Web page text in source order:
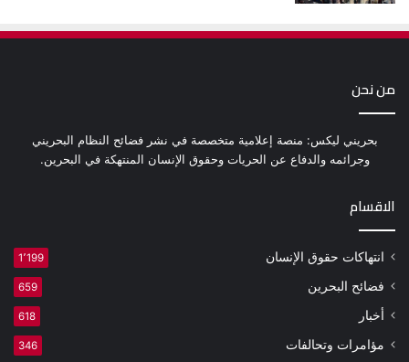
من نحن
بحريني ليكس: منصة إعلامية متخصصة في نشر فضائح النظام البحريني
وجرائمه والدفاع عن الحريات وحقوق الإنسان المنتهكة في البحرين.
الاقسام
انتهاكات حقوق الإنسان 1٬199
فضائح البحرين 659
أخبار 618
مؤامرات وتحالفات 346